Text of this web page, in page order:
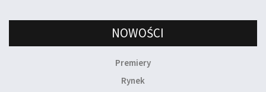
NOWOŚCI
Premiery
Rynek